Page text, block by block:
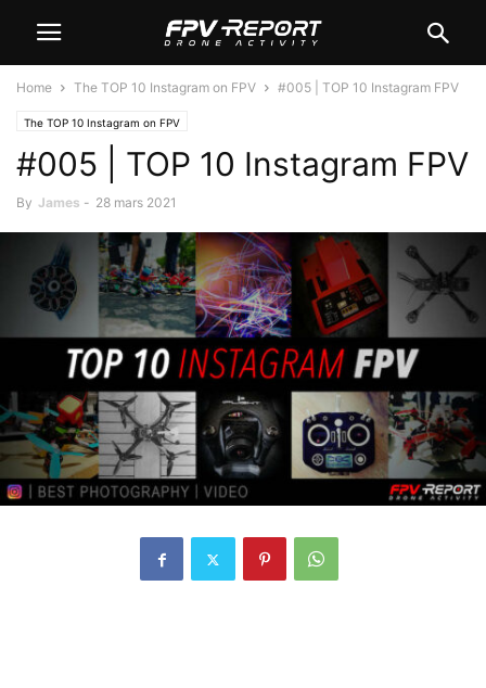
Home The TOP 10 Instagram on FPV #005 | TOP 10 Instagram FPV
The TOP 10 Instagram on FPV
#005 | TOP 10 Instagram FPV
By James - 28 mars 2021